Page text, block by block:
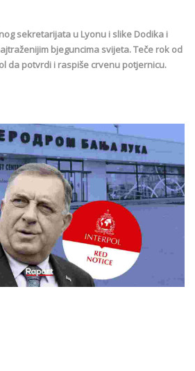
sekretarijata u Lyonu i slike Dodika i
bjeguncima svijeta. Teče rok od
da potvrdi i raspiše crvenu potjernicu.